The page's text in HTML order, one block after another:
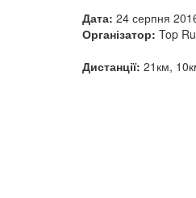
Дата: 24 серпня
Організатор: Top
Дистанції: 21км,